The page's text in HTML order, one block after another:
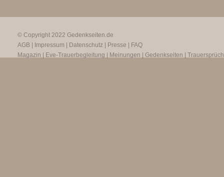
© Copyright 2022 Gedenkseiten.de
AGB
Impressum Datenschutz Presse
FAQ
Magazin
Eve-Trauerbegleitung Meinungen Gedenkseiten